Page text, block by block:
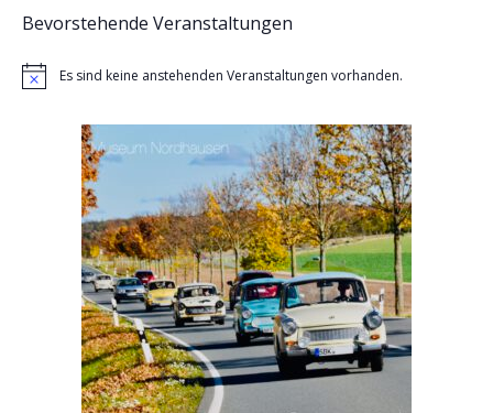
Bevorstehende Veranstaltungen
HinweisEs sind keine anstehenden Veranstaltungen vorhanden.